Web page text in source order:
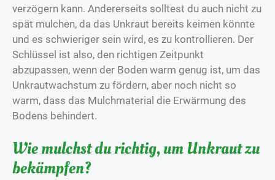
verzögern kann. Andererseits solltest du auch nicht zu
spät mulchen, da das Unkraut bereits keimen könnte
und es schwieriger sein wird, es zu kontrollieren. Der
Schlüssel ist also, den richtigen Zeitpunkt
abzupassen, wenn der Boden warm genug ist, um das
Unkrautwachstum zu fördern, aber noch nicht so
warm, dass das Mulchmaterial die Erwärmung des
Bodens behindert.
Wie mulchst du richtig, um Unkraut zu
bekämpfen?